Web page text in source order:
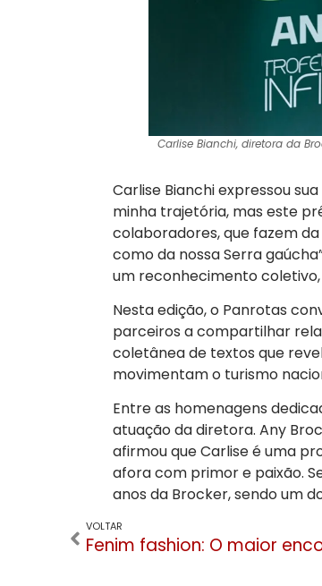
Carlise Bianchi, diretora da
Carlise Bianchi expressou
minha trajetória, mas este
colaboradores, que fazem
como da nossa Serra
um reconhecimento
Nesta edição, o Panrotas
parceiros a compartilhar
coletânea de textos que
movimentam o turismo
Entre as homenagens
atuação da diretora. Any
afirmou que Carlise é uma
afora com primor e paixão.
anos da Brocker, sendo um
VOLTAR